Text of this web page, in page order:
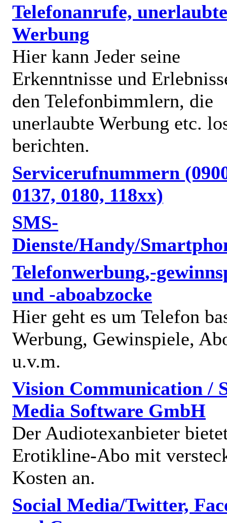
Telefonanrufe, unerlaubte
Werbung
Hier kann Jeder seine
Erkenntnisse und
den Telefonbimmlern, die
unerlaubte Werbung etc.
berichten.
Servicerufnummern
0137, 0180, 118xx)
SMS-
Dienste/Handy/
Telefonwerbung,-
und -aboabzocke
Hier geht es um Telefon
Werbung, Gewinspiele,
u.v.m.
Vision Communication /
Media Software GmbH
Der Audiotexanbieter
Erotikline-Abo mit
Kosten an.
Social Media/Twitter,